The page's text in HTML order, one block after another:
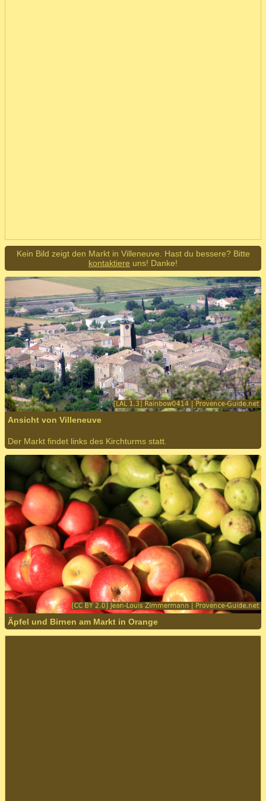
Kein Bild zeigt den Markt in Villeneuve. Hast du bessere? Bitte
kontaktiere uns! Danke!
Ansicht von Villeneuve
Der Markt findet links des Kirchturms statt.
Äpfel und Birnen am Markt in Orange